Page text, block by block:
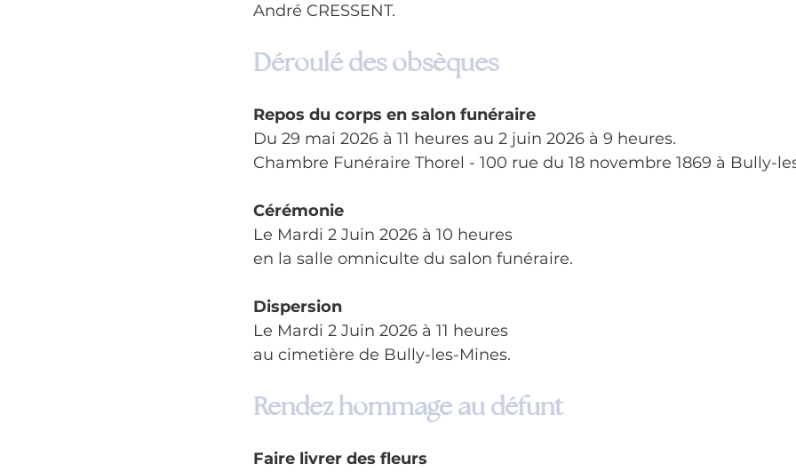
André CRESSENT.
Déroulé des obsèques
Repos du corps en salon funéraire
Du 29 mai 2026 à 11 heures au 2 juin 2026 à 9 heures.
Chambre Funéraire Thorel - 100 rue du 18 novembre 1869 à Bully-
Cérémonie
Le Mardi 2 Juin 2026 à 10 heures
en la salle omniculte du salon funéraire.
Dispersion
Le Mardi 2 Juin 2026 à 11 heures
au cimetière de Bully-les-Mines.
Rendez hommage au défunt
Faire livrer des fleurs